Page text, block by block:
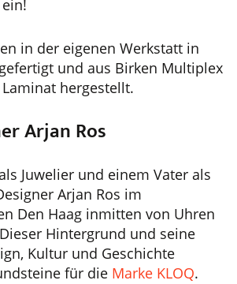
in der eigenen Werkstatt in
und aus Birken Multiplex
hergestellt.
Arjan Ros
Juwelier und einem Vater als
Arjan Ros im
Den Haag inmitten von Uhren
Hintergrund und seine
Kultur und Geschichte
für die Marke KLOQ.